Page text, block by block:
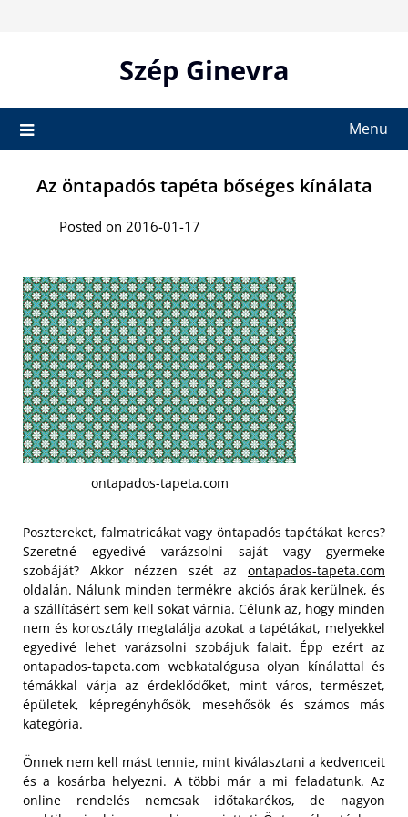
Szép Ginevra
Menu
Az öntapadós tapéta bőséges kínálata
Posted on 2016-01-17
ontapados-tapeta.com
Posztereket, falmatricákat vagy öntapadós tapétákat keres?
Szeretné egyedivé varázsolni saját vagy gyermeke
szobáját? Akkor nézzen szét az ontapados-tapeta.com
oldalán. Nálunk minden termékre akciós árak kerülnek, és
a szállításért sem kell sokat várnia. Célunk az, hogy minden
nem és korosztály megtalálja azokat a tapétákat, melyekkel
egyedivé lehet varázsolni szobájuk falait. Épp ezért az
ontapados-tapeta.com webkatalógusa olyan kínálattal és
témákkal várja az érdeklődőket, mint város, természet,
épületek, képregényhősök, mesehősök és számos más
kategória.
Önnek nem kell mást tennie, mint kiválasztani a kedvenceit
és a kosárba helyezni. A többi már a mi feladatunk. Az
online rendelés nemcsak időtakarékos, de nagyon